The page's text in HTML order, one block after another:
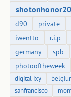
d90
private
iwentto
r.i.p
germany
spb
photooftheweek
digital ixy
sanfrancisco